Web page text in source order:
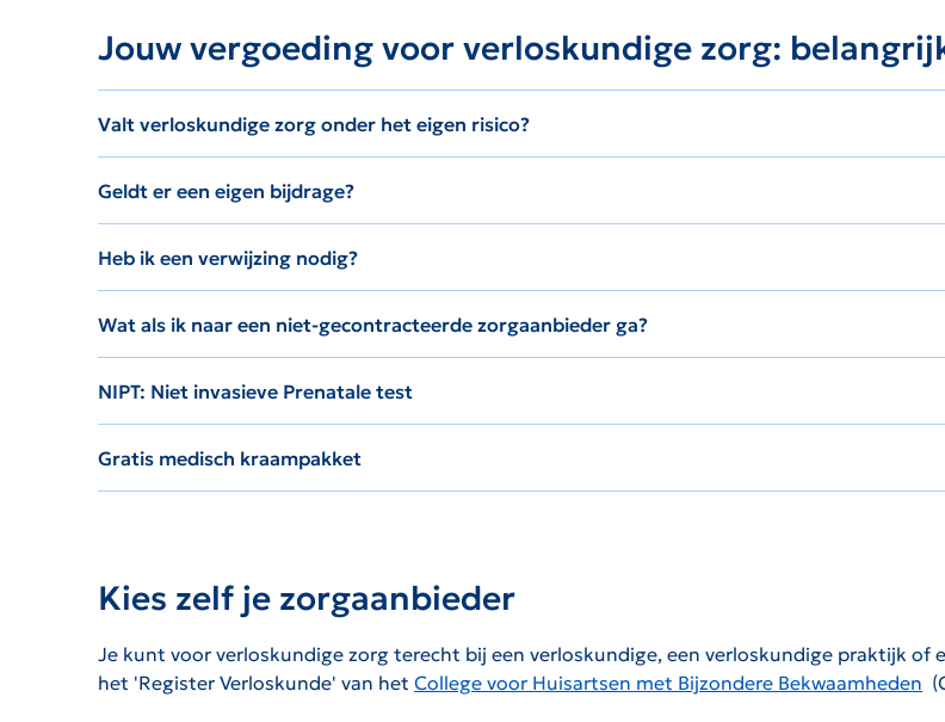
Jouw vergoeding voor verloskundige zorg:
Valt verloskundige zorg onder het eigen risico?
Geldt er een eigen bijdrage?
Heb ik een verwijzing nodig?
Wat als ik naar een niet-gecontracteerde zorgaanbieder ga?
NIPT: Niet invasieve Prenatale test
Gratis medisch kraampakket
Kies zelf je zorgaanbieder
Je kunt voor verloskundige zorg terecht bij een verloskundige, een verloskundige praktijk of
het 'Register Verloskunde' van het College voor Huisartsen met Bijzondere Bekwaamheden De